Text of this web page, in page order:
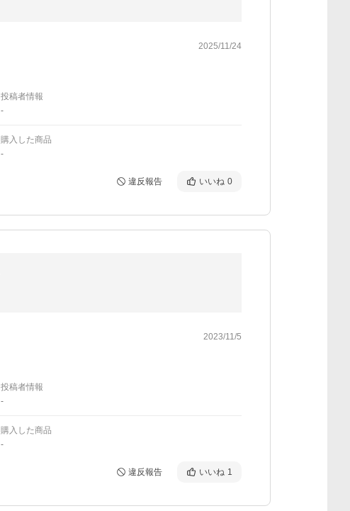
2025/11/24
投稿者情報
-
購入した商品
-
違反報告 いいね 0
2023/11/5
投稿者情報
-
購入した商品
-
違反報告 いいね 1